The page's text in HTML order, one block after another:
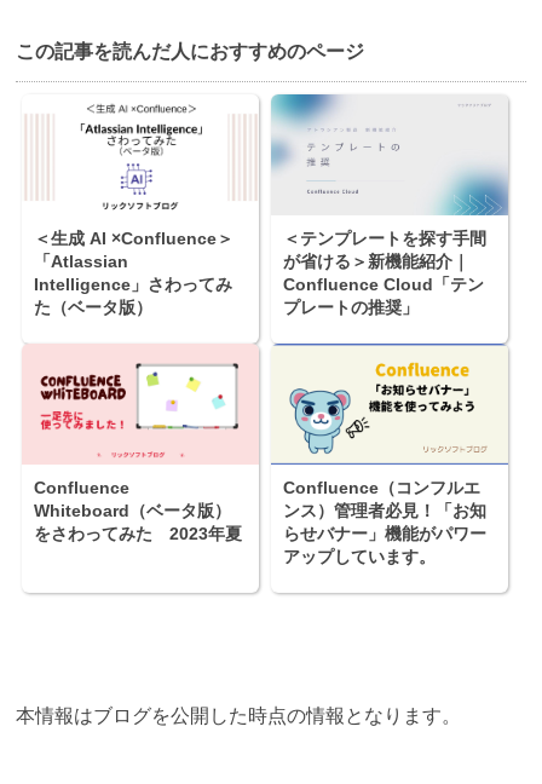
この記事を読んだ⼈におすすめのページ
＜生成 AI ×Confluence＞
「Atlassian
Intelligence」さわってみ
た（ベータ版）
＜テンプレートを探す手間
が省ける＞新機能紹介｜
Confluence Cloud「テン
プレートの推奨」
Confluence
Whiteboard（ベータ版）
をさわってみた 2023年夏
Confluence（コンフルエ
ンス）管理者必見！「お知
らせバナー」機能がパワー
アップしています。
本情報はブログを公開した時点の情報となります。